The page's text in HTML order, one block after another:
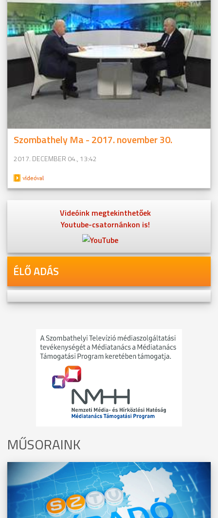
Szombathely Ma - 2017. november 30.
2017. DECEMBER 04., 13:42
Videóink megtekinthetőek
Youtube-csatornánkon is!
ÉLŐ ADÁS
MŰSORAINK